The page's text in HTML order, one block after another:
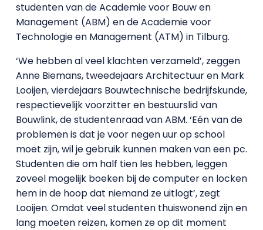
studenten van de Academie voor Bouw en
Management (ABM) en de Academie voor
Technologie en Management (ATM) in Tilburg.
‘We hebben al veel klachten verzameld’, zeggen
Anne Biemans, tweedejaars Architectuur en Mark
Looijen, vierdejaars Bouwtechnische bedrijfskunde,
respectievelijk voorzitter en bestuurslid van
Bouwlink, de studentenraad van ABM. ‘Eén van de
problemen is dat je voor negen uur op school
moet zijn, wil je gebruik kunnen maken van een pc.
Studenten die om half tien les hebben, leggen
zoveel mogelijk boeken bij de computer en locken
hem in de hoop dat niemand ze uitlogt’, zegt
Looijen. Omdat veel studenten thuiswonend zijn en
lang moeten reizen, komen ze op dit moment